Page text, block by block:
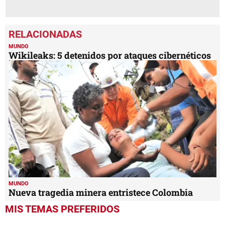
MUNDO
Wikileaks: 5 detenidos por ataques cibernéticos
MUNDO
Nueva tragedia minera entristece Colombia
MIS TEMAS PREFERIDOS